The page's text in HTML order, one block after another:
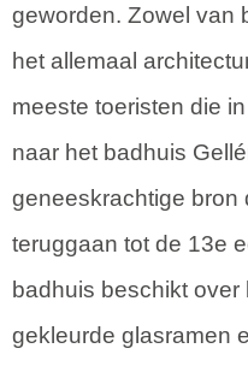
geworden. Zowel van
het allemaal
meeste toeristen die
naar het badhuis
geneeskrachtige bron
teruggaan tot de 13e
badhuis beschikt
gekleurde glasramen